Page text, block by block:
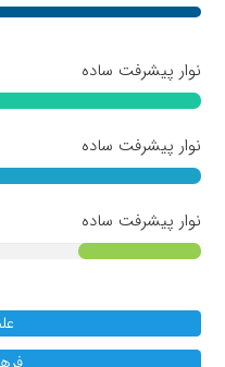
نوار پیشرفت ساده
نوار پیشرفت ساده
نوار پیشرفت ساده